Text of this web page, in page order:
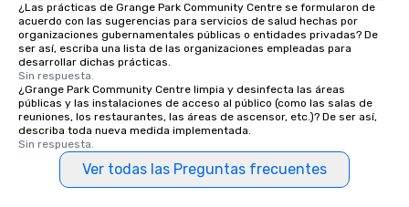
¿Las prácticas de Grange Park Community Centre se formularon de
acuerdo con las sugerencias para servicios de salud hechas por
organizaciones gubernamentales públicas o entidades privadas? De
ser así, escriba una lista de las organizaciones empleadas para
desarrollar dichas prácticas.
Sin respuesta.
¿Grange Park Community Centre limpia y desinfecta las áreas
públicas y las instalaciones de acceso al público (como las salas de
reuniones, los restaurantes, las áreas de ascensor, etc.)? De ser así,
describa toda nueva medida implementada.
Sin respuesta.
Ver todas las Preguntas frecuentes